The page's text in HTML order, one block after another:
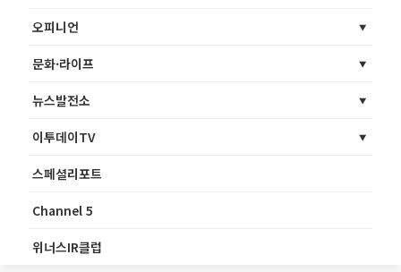
오피니언
문화·라이프
뉴스발전소
이투데이TV
스페셜리포트
Channel 5
위너스IR클럽